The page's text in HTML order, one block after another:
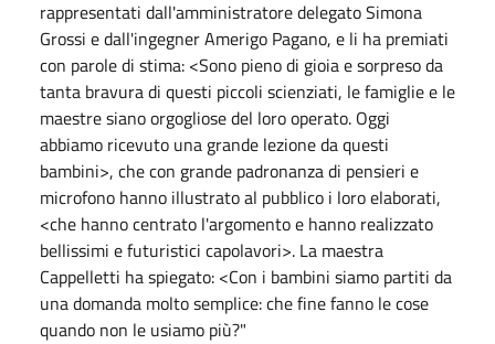
rappresentati dall'amministratore delegato Simona
Grossi e dall'ingegner Amerigo Pagano, e li ha premiati
con parole di stima: <Sono pieno di gioia e sorpreso da
tanta bravura di questi piccoli scienziati, le famiglie e le
maestre siano orgogliose del loro operato. Oggi
abbiamo ricevuto una grande lezione da questi
bambini>, che con grande padronanza di pensieri e
microfono hanno illustrato al pubblico i loro elaborati,
<che hanno centrato l'argomento e hanno realizzato
bellissimi e futuristici capolavori>. La maestra
Cappelletti ha spiegato: <Con i bambini siamo partiti da
una domanda molto semplice: che fine fanno le cose
quando non le usiamo più?"